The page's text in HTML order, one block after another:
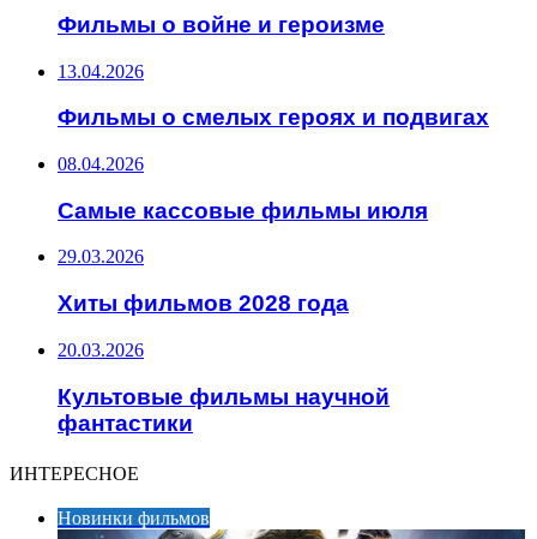
Фильмы о войне и героизме
13.04.2026
Фильмы о смелых героях и подвигах
08.04.2026
Самые кассовые фильмы июля
29.03.2026
Хиты фильмов 2028 года
20.03.2026
Культовые фильмы научной
фантастики
ИНТЕРЕСНОЕ
Новинки фильмов